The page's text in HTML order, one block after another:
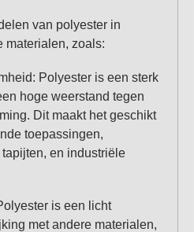
van polyester in
materialen, zoals:
Polyester is een sterk
hoge weerstand tegen
Dit maakt het geschikt
toepassingen,
en industriële
is een licht
met andere materialen,